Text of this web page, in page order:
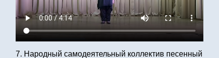
7. Народный самодеятельный коллектив песенный